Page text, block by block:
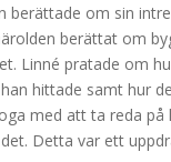
berättade om sin
berättat om
Linné pratade om
hittade samt hur
med att ta reda på
Detta var ett